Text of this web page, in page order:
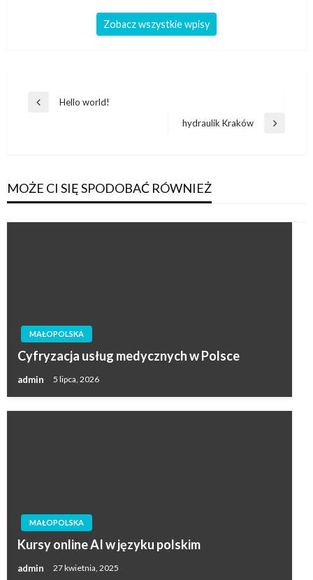
Zobacz wszystkie wpisy
Nawigacja
Poprzedni
Hello world!
Następny
hydraulik Kraków
MOŻE CI SIĘ SPODOBAĆ RÓWNIEŻ
MAŁOPOLSKA
Cyfryzacja usług medycznych w Polsce
admin 5 lipca, 2026
MAŁOPOLSKA
Kursy online AI w języku polskim
admin 27 kwietnia, 2025